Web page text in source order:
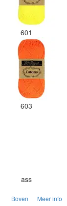
601
603
ass
Boven Meer info